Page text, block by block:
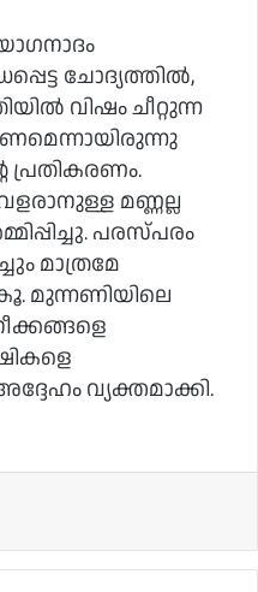
ചോദ്യത്തിൽ,
വിഷം ചീറ്റുന്ന
മണ്ണല്ല
പരസ്പരം
മാത്രമേ
മുന്നണിയിലെ
വ്യക്തമാക്കി.